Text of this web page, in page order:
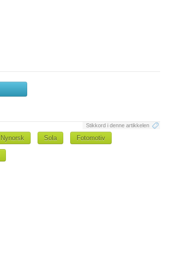
Stikkord i denne artikkelen
Nynorsk Sola Fotomotiv